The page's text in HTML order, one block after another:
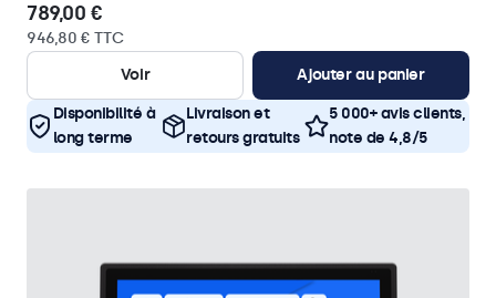
789,00 €
946,80 € TTC
Voir
Ajouter au panier
Disponibilité à
long terme
Livraison et
retours gratuits
5 000+ avis clients,
note de 4,8/5